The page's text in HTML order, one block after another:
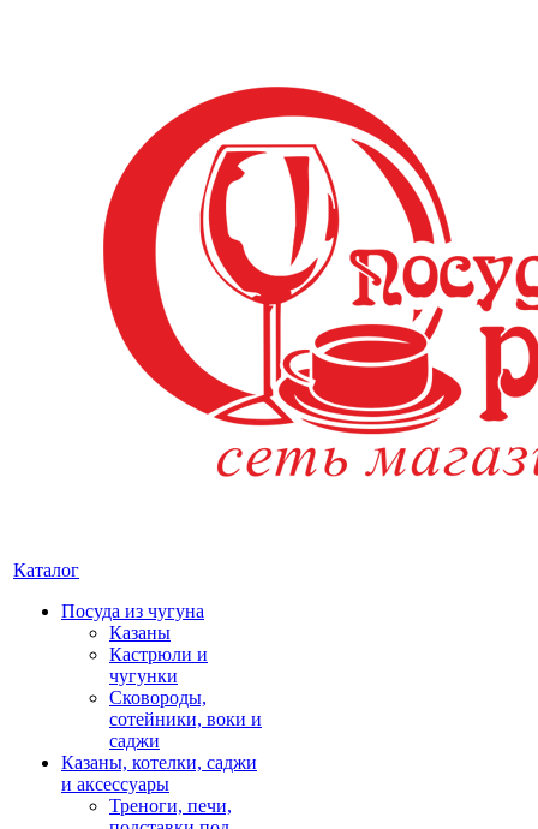
Каталог
Посуда из чугуна
Казаны
Кастрюли и
чугунки
Сковороды,
сотейники, воки и
саджи
Казаны, котелки, саджи
и аксессуары
Треноги, печи,